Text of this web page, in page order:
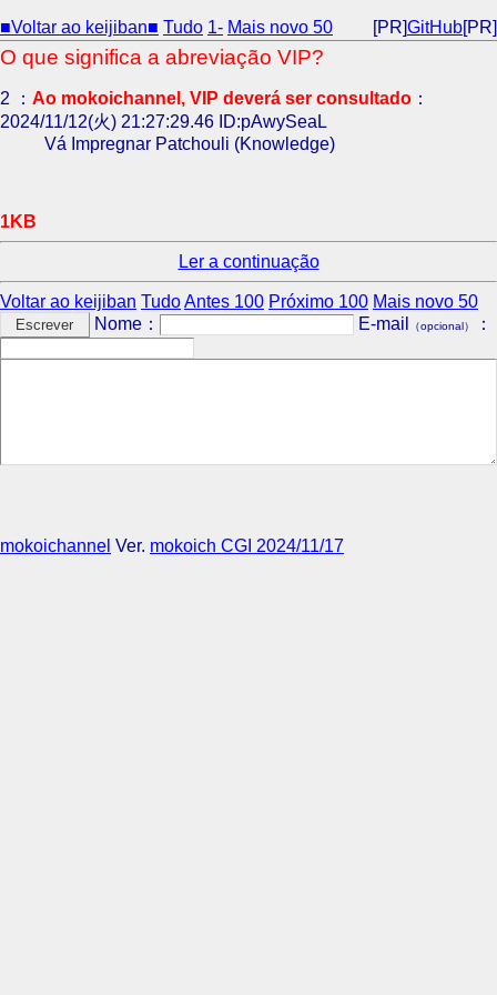
■Voltar ao keijiban■ Tudo 1- Mais novo 50 [PR]GitHub[PR]
O que significa a abreviação VIP?
2 ： Ao mokoichannel, VIP deverá ser consultado ：
2024/11/12(火) 21:27:29.46 ID:pAwySeaL
Vá Impregnar Patchouli (Knowledge)
1KB
Ler a continuação
Voltar ao keijiban TudoAntes 100 Próximo 100 Mais novo 50
Nome：
E-mail （opcional） ：
mokoichannel Ver. mokoich CGI 2024/11/17